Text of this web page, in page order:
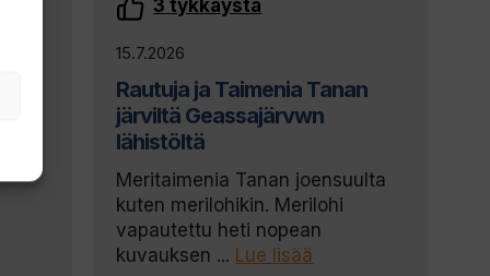
3 tykkäystä
15.7.2026
Rautuja ja Taimenia Tanan
järviltä Geassajärvwn
lähistöltä
Meritaimenia Tanan joensuulta
kuten merilohikin. Merilohi
vapautettu heti nopean
kuvauksen ... Lue lisää